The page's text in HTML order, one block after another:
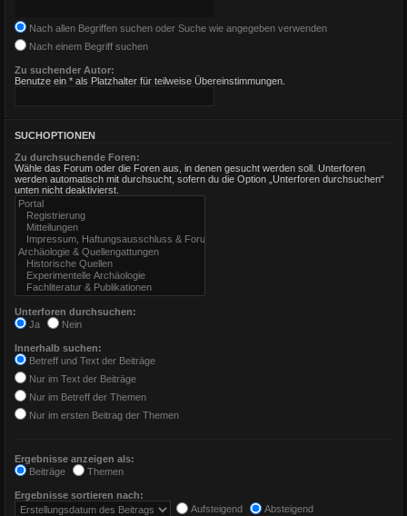
Nach allen Begriffen suchen oder Suche wie angegeben verwenden
Nach einem Begriff suchen
Zu suchender Autor:
Benutze ein * als Platzhalter für teilweise Übereinstimmungen.
SUCHOPTIONEN
Zu durchsuchende Foren:
Wähle das Forum oder die Foren aus, in denen gesucht werden soll. Unterforen
werden automatisch mit durchsucht, sofern du die Option „Unterforen durchsuchen“
unten nicht deaktivierst.
Unterforen durchsuchen:
Ja
Nein
Innerhalb suchen:
Betreff und Text der Beiträge
Nur im Text der Beiträge
Nur im Betreff der Themen
Nur im ersten Beitrag der Themen
Ergebnisse anzeigen als:
Beiträge
Themen
Ergebnisse sortieren nach:
Aufsteigend
Absteigend